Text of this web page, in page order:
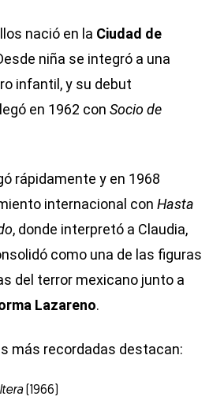
nació en la Ciudad de
niña se integró a una
infantil, y su debut
en 1962 conSocio de
rápidamente y en 1968
internacional conHasta
, donde interpretó a Claudia,
como una de las figuras
del terror mexicano junto a
Lazareno.
más recordadas destacan:
(1966)